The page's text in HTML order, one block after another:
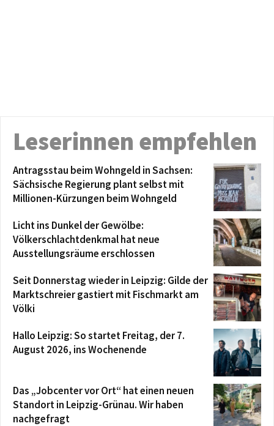
Leserinnen empfehlen
Antragsstau beim Wohngeld in Sachsen:
Sächsische Regierung plant selbst mit
Millionen-Kürzungen beim Wohngeld
Licht ins Dunkel der Gewölbe:
Völkerschlachtdenkmal hat neue
Ausstellungsräume erschlossen
Seit Donnerstag wieder in Leipzig: Gilde der
Marktschreier gastiert mit Fischmarkt am
Völki
Hallo Leipzig: So startet Freitag, der 7.
August 2026, ins Wochenende
Das „Jobcenter vor Ort“ hat einen neuen
Standort in Leipzig-Grünau. Wir haben
nachgefragt